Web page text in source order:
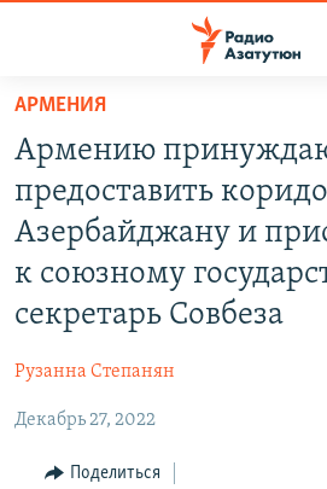
Перейти
основному
содержанию
Перейти
основной
навигации
Перейти
НОВОСТИ
ПОЛИТИКА
ЭКОНОМИКА
НАГОРНЫЙ КАРАБАХ
КУЛЬТУРА
СПОРТ
АРМЕНИЯ
Армению
предоставить
Азербайджану и
к союзному
секретарь Совбеза
Рузанна Степанян
Декабрь 27, 2022
Поделиться